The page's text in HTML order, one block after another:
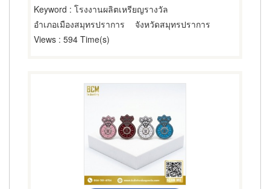
Keyword : โรงงานผลิตเหรียญรางวัล
อำเภอเมืองสมุทรปราการ
จังหวัดสมุทรปราการ
Views : 594 Time(s)